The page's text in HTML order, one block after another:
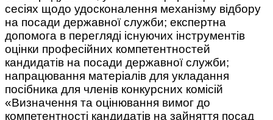
сесіях щодо удосконалення механізму відбору
на посади державної служби; експертна
допомога в перегляді існуючих інструментів
оцінки професійних компетентностей
кандидатів на посади державної служби;
напрацювання матеріалів для укладання
посібника для членів конкурсних комісій
«Визначення та оцінювання вимог до
компетентності кандидатів на зайняття посад